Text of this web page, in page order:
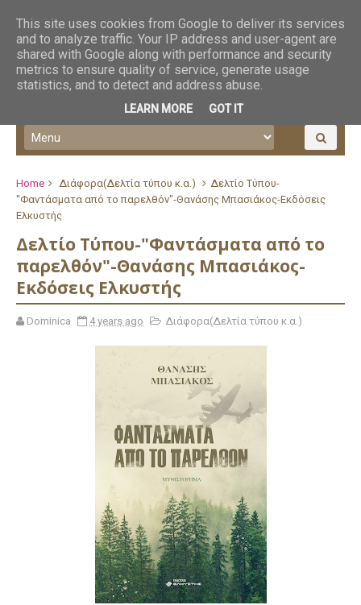
Home Διάφορα(Δελτία τύπου κ.α.)
Δελτίο Τύπου-
"Φαντάσματα από το παρελθόν"-Θανάσης Μπασιάκος-Εκδόσεις
Ελκυστής
Δελτίο Τύπου-"Φαντάσματα από το
παρελθόν"-Θανάσης Μπασιάκος-
Εκδόσεις Ελκυστής
Dominica 4 years ago Διάφορα(Δελτία τύπου κ.α.)
This site uses cookies from Google to deliver its services
and to analyze traffic. Your IP address and user-agent are
shared with Google along with performance and security
metrics to ensure quality of service, generate usage
statistics, and to detect and address abuse.
LEARN MORE GOT IT